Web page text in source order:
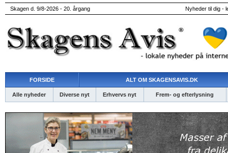
Skagen d. 9/8-2026 - 20. årgang Nyheder til dig -
FORSIDE ALT OM SKAGENSAVIS.DK
Alle nyheder Diverse nyt Erhvervs nyt Frem- og efterlysning